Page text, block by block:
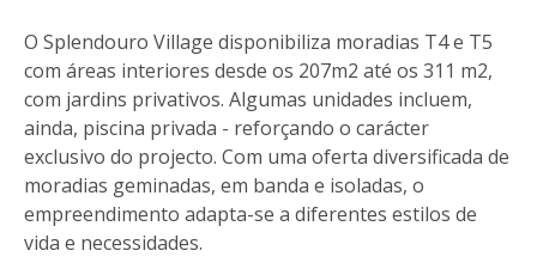
O Splendouro Village disponibiliza moradias T4 e T5
com áreas interiores desde os 207m2 até os 311 m2,
com jardins privativos. Algumas unidades incluem,
ainda, piscina privada - reforçando o carácter
exclusivo do projecto. Com uma oferta diversificada de
moradias geminadas, em banda e isoladas, o
empreendimento adapta-se a diferentes estilos de
vida e necessidades.